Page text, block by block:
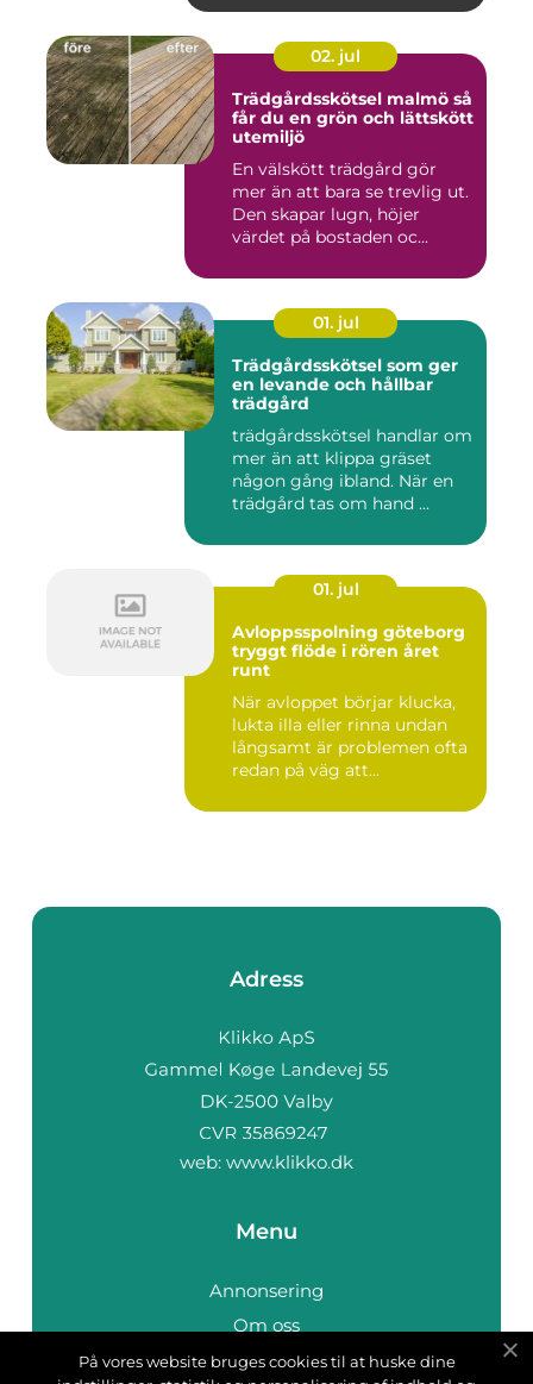
02. jul
Trädgårdsskötsel malmö så
får du en grön och lättskött
utemiljö
En välskött trädgård gör
mer än att bara se trevlig ut.
Den skapar lugn, höjer
värdet på bostaden oc...
01. jul
Trädgårdsskötsel som ger
en levande och hållbar
trädgård
trädgårdsskötsel handlar om
mer än att klippa gräset
någon gång ibland. När en
trädgård tas om hand ...
01. jul
Avloppsspolning göteborg
tryggt flöde i rören året
runt
När avloppet börjar klucka,
lukta illa eller rinna undan
långsamt är problemen ofta
redan på väg att...
Adress
web: www.klikko.dk
Menu
Annonsering
Om oss
Cookies
På vores website bruges cookies til at huske dine